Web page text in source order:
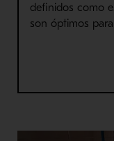
definidos como
son óptimos